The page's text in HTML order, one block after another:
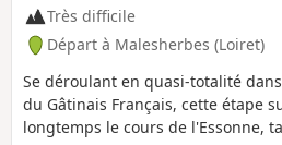
Très difficile
Départ à Malesherbes (Loiret)
Se déroulant en quasi-totalité
du Gâtinais Français, cette étape
longtemps le cours de l'Essonne,